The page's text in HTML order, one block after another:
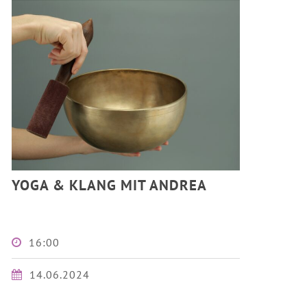
YOGA & KLANG MIT ANDREA
16:00
14.06.2024